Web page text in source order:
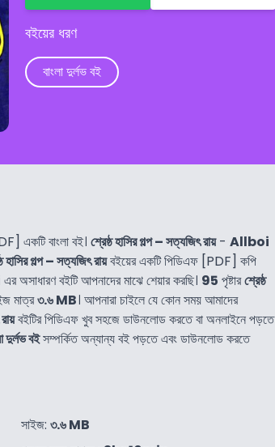
বইয়ের ধরণ
বাংলা দুর্লভ বই
একটি বাংলা বই। শ্রেষ্ঠ হাসির গল্প – সত্যজিৎ রায়- Allboi
হাসির গল্প – সত্যজিৎ রায়বইয়ের একটি পিডিএফ [PDF] কপি
এর অসাধারণ বইটি আপনাদের মাঝে শেয়ার করছি। 95 পৃষ্টারশ্রেষ্ঠ
মাত্র৩.৬ MB। আপনারা চাইলে যে কোন সময় আমাদের
বইটির পিডিএফ খুব সহজে ডাউনলোড করতে বা অনলাইনে পড়তে
দুর্লভ বইসম্পর্কিত অন্যান্য বই পড়তে এবং ডাউনলোড করতে
সাইজ: ৩.৬ MB